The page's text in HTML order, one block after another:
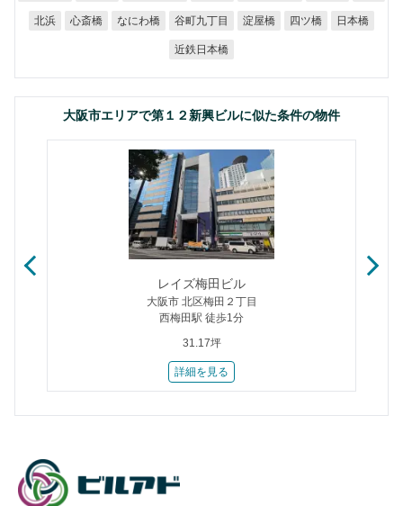
北浜 心斎橋 なにわ橋 谷町九丁目 淀屋橋 四ツ橋 日本橋
近鉄日本橋
大阪市エリアで第１２新興ビルに似た条件の物件
レイズ梅田ビル
大阪市 北区梅田２丁目
西梅田駅 徒歩1分
31.17坪
詳細を見る